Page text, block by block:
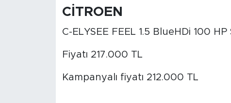
CİTROEN
C-ELYSEE FEEL 1.5 BlueHDi 100
Fiyatı 217.000 TL
Kampanyalı fiyatı 212.000 TL
Doğanşehir
Hekimhan